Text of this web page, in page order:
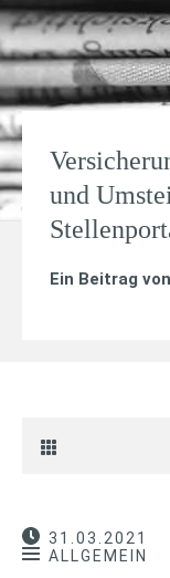
und
Ein Beitrag von
31.03.2021
ALLGEMEIN